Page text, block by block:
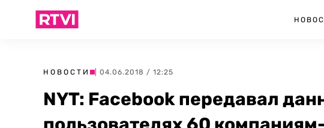
НОВОСТИ | 04.06.2018 / 12:25
NYT: Facebook передавал